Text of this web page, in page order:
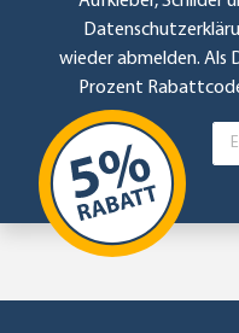
wieder abmelden. Als
Prozent